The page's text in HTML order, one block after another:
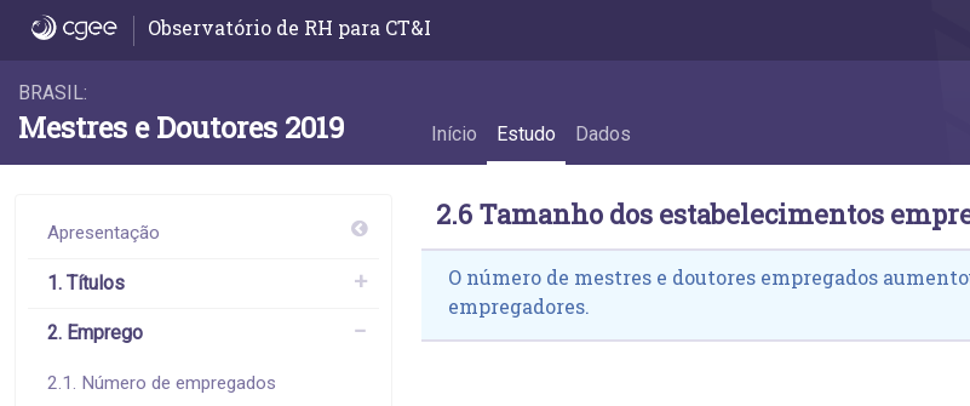
2.6 Tamanho dos estabelecimentos empregadores - 2.6 Tamanho dos
Observatório de RH para CT&I
BRASIL:
Mestres e Doutores 2019 Início Estudo Dados
Apresentação
1. Títulos
2. Emprego
2.1. Número de empregados
2.6 Tamanho dos estabelecimentos
O número de mestres e doutores empregados
empregadores.